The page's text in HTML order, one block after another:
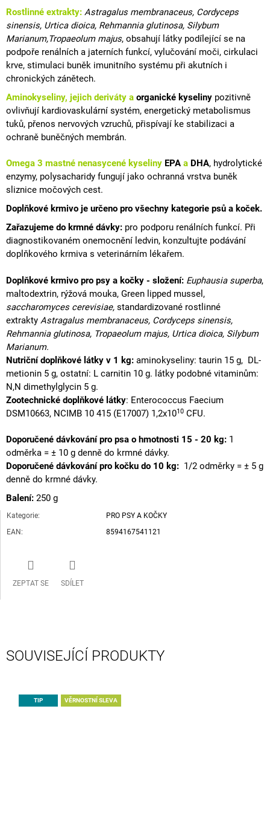
Rostlinné extrakty: Astragalus membranaceus, Cordyceps
sinensis, Urtica dioica, Rehmannia glutinosa, Silybum
Marianum,Tropaeolum majus, obsahují látky podílející se na
podpoře renálních a jaterních funkcí, vylučování moči, cirkulaci
krve, stimulaci buněk imunitního systému při akutních i
chronických zánětech.
Aminokyseliny, jejich deriváty a organické kyseliny pozitivně
ovlivňují kardiovaskulární systém, energetický metabolismus
tuků, přenos nervových vzruchů, přispívají ke stabilizaci a
ochraně buněčných membrán.
Omega 3 mastné nenasycené kyseliny EPA a DHA, hydrolytické
enzymy, polysacharidy fungují jako ochranná vrstva buněk
sliznice močových cest.
Doplňkové krmivo je určeno pro všechny kategorie psů a koček.
Zařazujeme do krmné dávky: pro podporu renálních funkcí. Při
diagnostikovaném onemocnění ledvin, konzultujte podávání
doplňkového krmiva s veterinárním lékařem.
Doplňkové krmivo pro psy a kočky - složení: Euphausia superba,
maltodextrin, rýžová mouka, Green lipped mussel,
saccharomyces cerevisiae, standardizované rostlinné
extrakty Astragalus membranaceus, Cordyceps sinensis,
Rehmannia glutinosa, Tropaeolum majus, Urtica dioica, Silybum
Marianum.
Nutričnídoplňkové látky v 1 kg: aminokyseliny: taurin 15 g, DL-
metionin 5 g, ostatní: L carnitin 10 g. látky podobné vitaminům:
N,N dimethylglycin 5 g.
Zootechnické doplňkové látky: Enterococcus Faecium
DSM10663, NCIMB 10 415 (E17007) 1,2x1010 CFU.
Doporučené dávkování pro psa o hmotnosti 15 - 20 kg: 1
odměrka = ± 10 g denně do krmné dávky.
Doporučené dávkování pro kočku do 10 kg: 1/2 odměrky = ± 5 g
denně do krmné dávky.
Balení: 250 g
Kategorie:
PRO PSY A KOČKY
EAN : 8594167541121
ZEPTAT SE SDÍLET
SOUVISEJÍCÍ PRODUKTY
TIP VĚRNOSTNÍ SLEVA